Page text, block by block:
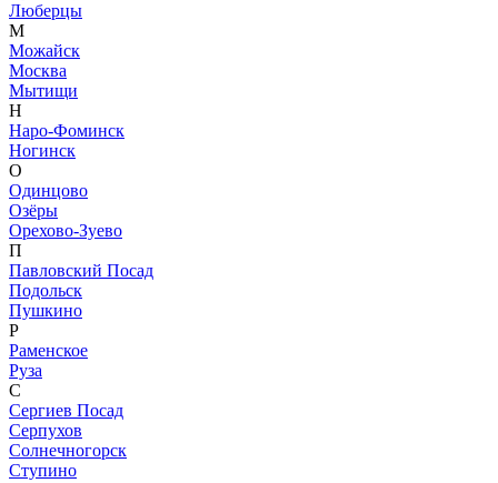
Люберцы
М
Можайск
Москва
Мытищи
Н
Наро-Фоминск
Ногинск
О
Одинцово
Озёры
Орехово-Зуево
П
Павловский Посад
Подольск
Пушкино
Р
Раменское
Руза
С
Сергиев Посад
Серпухов
Солнечногорск
Ступино